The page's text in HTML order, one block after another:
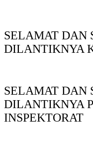
SELAMAT DAN
DILANTIKNYA
SELAMAT DAN
DILANTIKNYA
INSPEKTORAT